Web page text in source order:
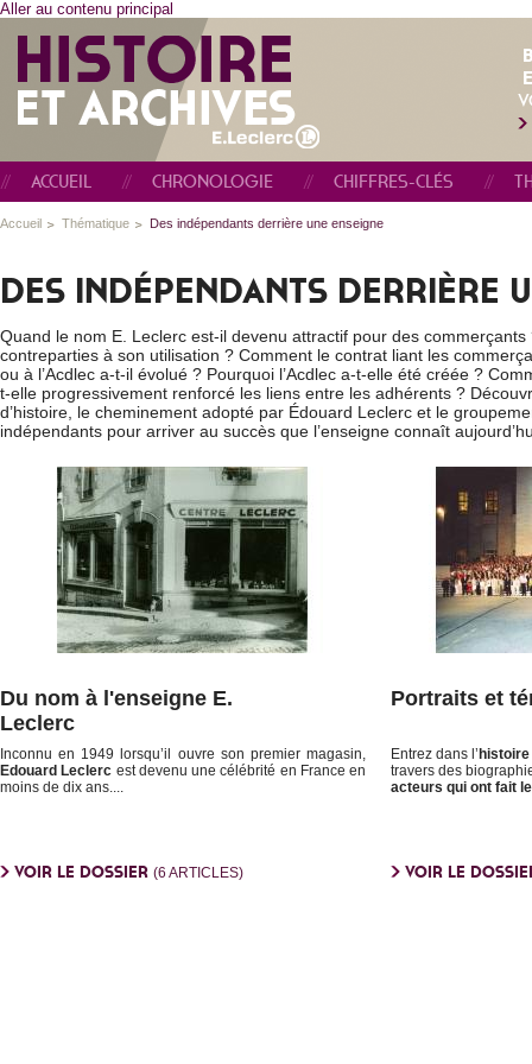
Aller au contenu principal
ACCUEIL CHRONOLOGIE CHIFFRES-CLÉS
Accueil Thématique Des indépendants derrière une enseigne
DES INDÉPENDANTS DERRIÈRE
Quand le nom E. Leclerc est-il devenu attractif pour des commerçants
contreparties à son utilisation ? Comment le contrat liant les
ou à l’Acdlec a-t-il évolué ? Pourquoi l’Acdlec a-t-elle été créée ?
t-elle progressivement renforcé les liens entre les adhérents ?
d’histoire, le cheminement adopté par Édouard Leclerc et le
indépendants pour arriver au succès que l’enseigne connaît
Du nom à l'enseigne E.
Leclerc
Inconnu en 1949 lorsqu’il ouvre son premier magasin,
Edouard Leclerc est devenu une célébrité en France en
moins de dix ans....
VOIR LE DOSSIER (6 ARTICLES)
Portraits et
Entrez dans l’
travers des
acteurs qui ont fait
VOIR LE